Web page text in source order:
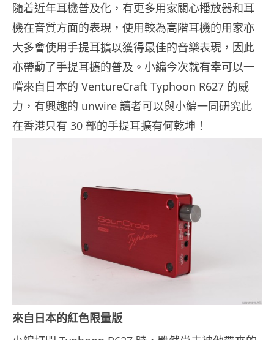
隨着近年耳機普及化，有更多用家關心播放器和耳
機在音質方面的表現，使用較為高階耳機的用家亦
大多會使用手提耳擴以獲得最佳的音樂表現，因此
亦帶動了手提耳擴的普及。小編今次就有幸可以一
嚐來自日本的 VentureCraft Typhoon R627 的威
力，有興趣的 unwire 讀者可以與小編一同研究此
在香港只有 30 部的手提耳擴有何乾坤！
來自日本的紅色限量版